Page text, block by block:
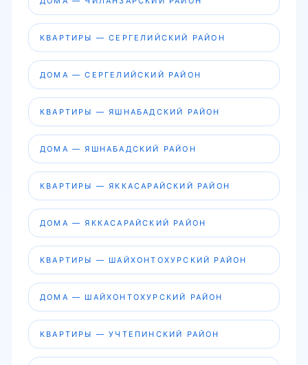
КВАРТИРЫ — СЕРГЕЛИЙСКИЙ РАЙОН
ДОМА — СЕРГЕЛИЙСКИЙ РАЙОН
КВАРТИРЫ — ЯШНАБАДСКИЙ РАЙОН
ДОМА — ЯШНАБАДСКИЙ РАЙОН
КВАРТИРЫ — ЯККАСАРАЙСКИЙ РАЙОН
ДОМА — ЯККАСАРАЙСКИЙ РАЙОН
КВАРТИРЫ — ШАЙХОНТОХУРСКИЙ РАЙОН
ДОМА — ШАЙХОНТОХУРСКИЙ РАЙОН
КВАРТИРЫ — УЧТЕПИНСКИЙ РАЙОН